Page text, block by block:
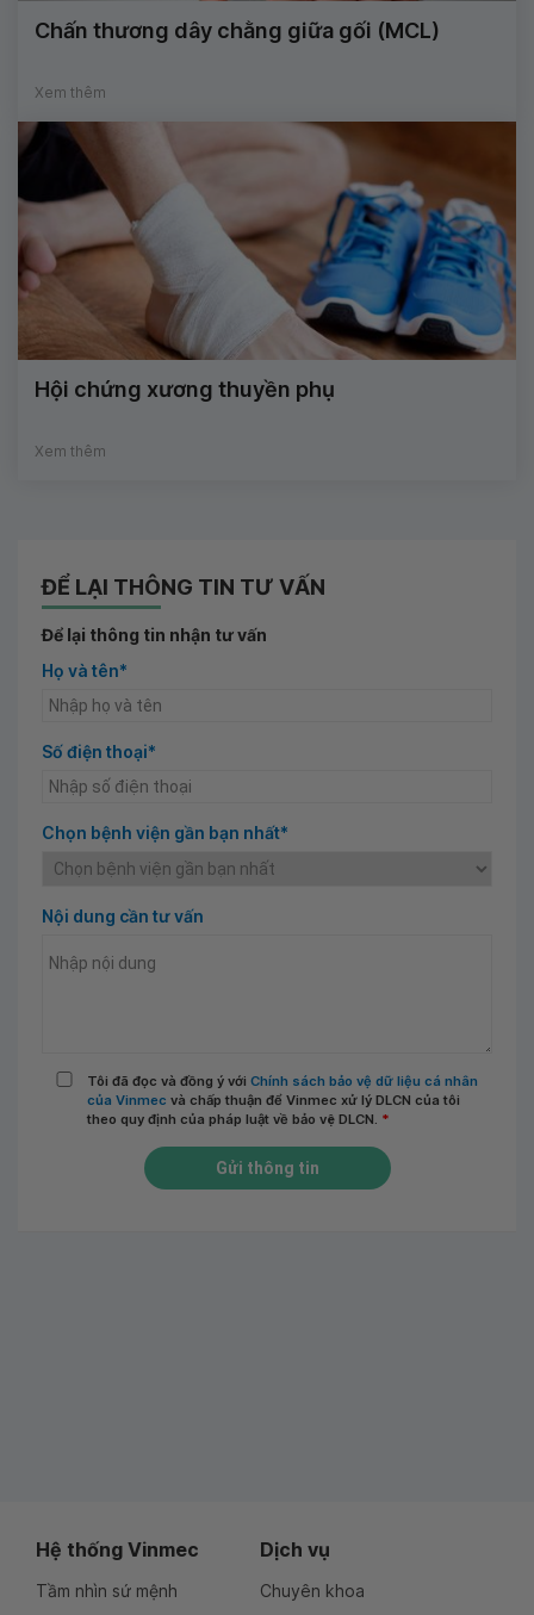
Chấn thương dây chằng giữa gối (MCL)
Xem thêm
Hội chứng xương thuyền phụ
Xem thêm
ĐỂ LẠI THÔNG TIN TƯ VẤN
Để lại thông tin nhận tư vấn
Họ và tên*
Số điện thoại*
Chọn bệnh viện gần bạn nhất*
Nội dung cần tư vấn
Tôi đã đọc và đồng ý với Chính sách bảo vệ dữ liệu cá nhân
của Vinmec và chấp thuận để Vinmec xử lý DLCN của tôi
theo quy định của pháp luật về bảo vệ DLCN. *
Gửi thông tin
Hệ thống Vinmec
Tầm nhìn sứ mệnh
Dịch vụ
Chuyên khoa